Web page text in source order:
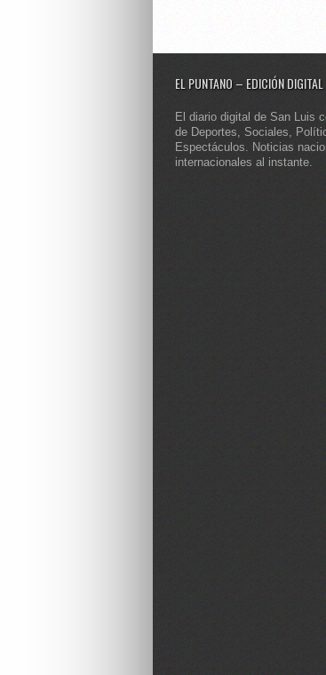
EL PUNTANO – EDICIÓN
El diario digital de San Luis
de Deportes, Sociales,
Espectáculos. Noticias
internacionales al instante.